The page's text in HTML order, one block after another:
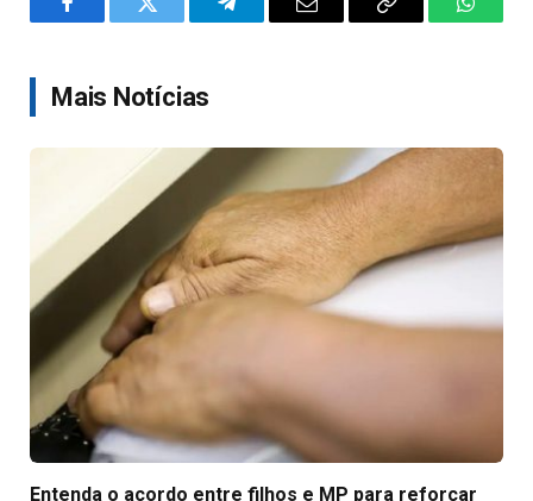
FacebookTwitter TelegramEmail
Copy
Mais Notícias
Entenda o acordo entre filhos e MP para reforçar